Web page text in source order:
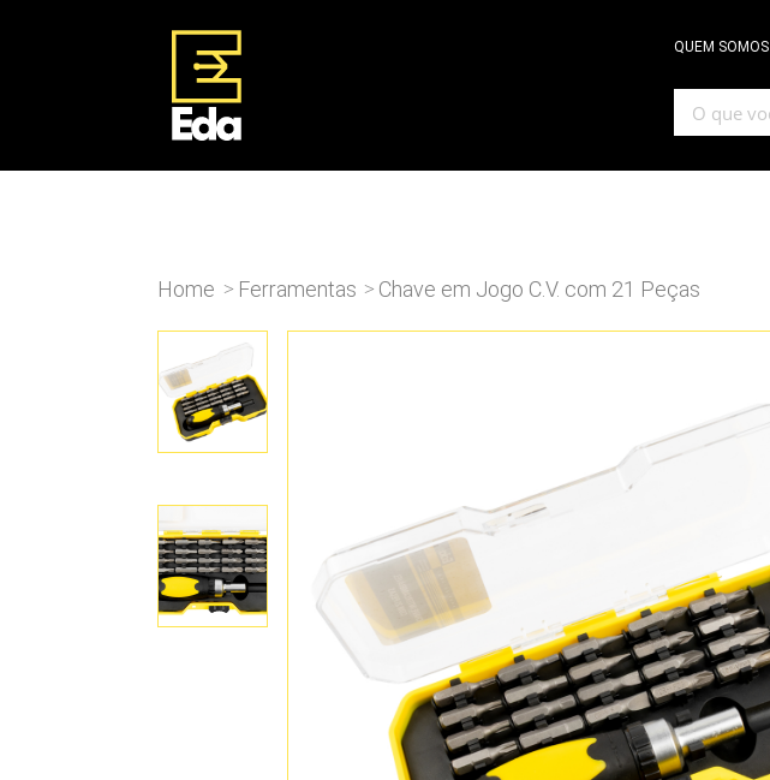
QUEM SOMOS
Home > Ferramentas > Chave em Jogo C.V. com 21 Peças